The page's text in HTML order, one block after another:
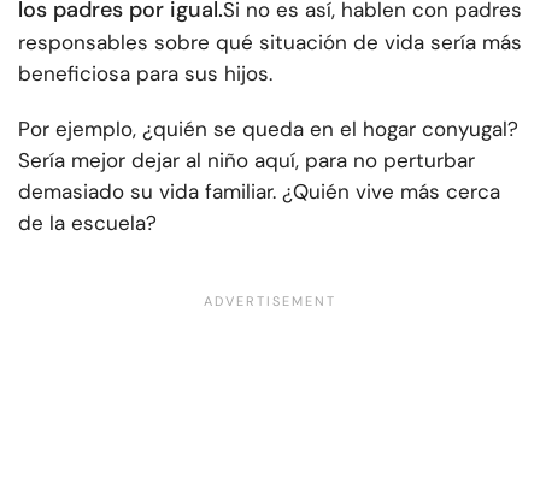
los padres por igual.Si no es así, hablen con padres
responsables sobre qué situación de vida sería más
beneficiosa para sus hijos.
Por ejemplo, ¿quién se queda en el hogar conyugal?
Sería mejor dejar al niño aquí, para no perturbar
demasiado su vida familiar. ¿Quién vive más cerca
de la escuela?